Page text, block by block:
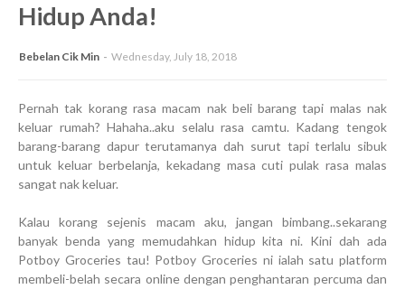
Hidup Anda!
Bebelan Cik Min Wednesday, July 18, 2018
Pernah tak korang rasa macam nak beli barang tapi malas nak
keluar rumah? Hahaha..aku selalu rasa camtu. Kadang tengok
barang-barang dapur terutamanya dah surut tapi terlalu sibuk
untuk keluar berbelanja, kekadang masa cuti pulak rasa malas
sangat nak keluar.
Kalau korang sejenis macam aku, jangan bimbang..sekarang
banyak benda yang memudahkan hidup kita ni. Kini dah ada
Potboy Groceries tau! Potboy Groceries ni ialah satu platform
membeli-belah secara online dengan penghantaran percuma dan